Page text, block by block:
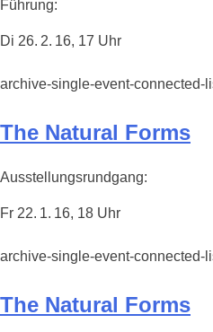
Führung:
Di 26. 2. 16, 17 Uhr
archive-single-event-connected-
The Natural Forms
Ausstellungsrundgang:
Fr 22. 1. 16, 18 Uhr
archive-single-event-connected-
The Natural Forms